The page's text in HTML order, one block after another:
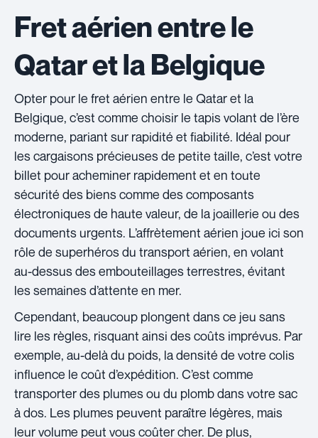
Fret aérien entre le
Qatar et la Belgique
Opter pour le fret aérien entre le Qatar et la
Belgique, c’est comme choisir le tapis volant de l’ère
moderne, pariant sur rapidité et fiabilité. Idéal pour
les cargaisons précieuses de petite taille, c’est votre
billet pour acheminer rapidement et en toute
sécurité des biens comme des composants
électroniques de haute valeur, de la joaillerie ou des
documents urgents. L’affrètement aérien joue ici son
rôle de superhéros du transport aérien, en volant
au-dessus des embouteillages terrestres, évitant
les semaines d’attente en mer.
Cependant, beaucoup plongent dans ce jeu sans
lire les règles, risquant ainsi des coûts imprévus. Par
exemple, au-delà du poids, la densité de votre colis
influence le coût d’expédition. C’est comme
transporter des plumes ou du plomb dans votre sac
à dos. Les plumes peuvent paraître légères, mais
leur volume peut vous coûter cher. De plus,